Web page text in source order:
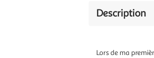
Description
Lors de ma